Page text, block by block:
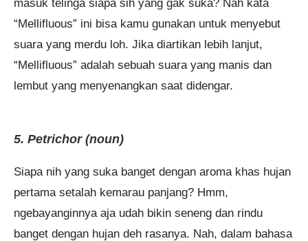
masuk telinga siapa sih yang gak suka? Nah kata
“Mellifluous” ini bisa kamu gunakan untuk menyebut
suara yang merdu loh. Jika diartikan lebih lanjut,
“Mellifluous” adalah sebuah suara yang manis dan
lembut yang menyenangkan saat didengar.
5. Petrichor (noun)
Siapa nih yang suka banget dengan aroma khas hujan
pertama setalah kemarau panjang? Hmm,
ngebayanginnya aja udah bikin seneng dan rindu
banget dengan hujan deh rasanya. Nah, dalam bahasa